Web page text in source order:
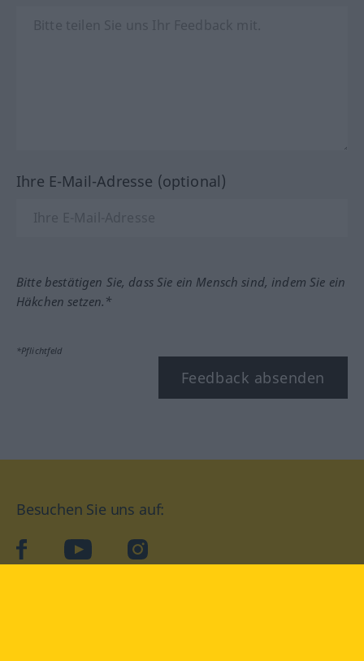
Ihre E-Mail-Adresse (optional)
Bitte bestätigen Sie, dass Sie ein Mensch sind, indem Sie ein
Häkchen setzen.*
*Pflichtfeld
Feedback absenden
Besuchen Sie uns auf:
facebookYouTube Instagram